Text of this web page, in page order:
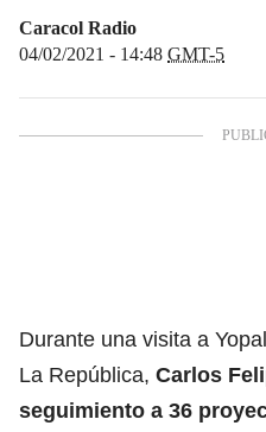
Caracol Radio
04/02/2021 - 14:48 GMT-5
Durante una visita a
La República, Carlos
seguimiento a 36